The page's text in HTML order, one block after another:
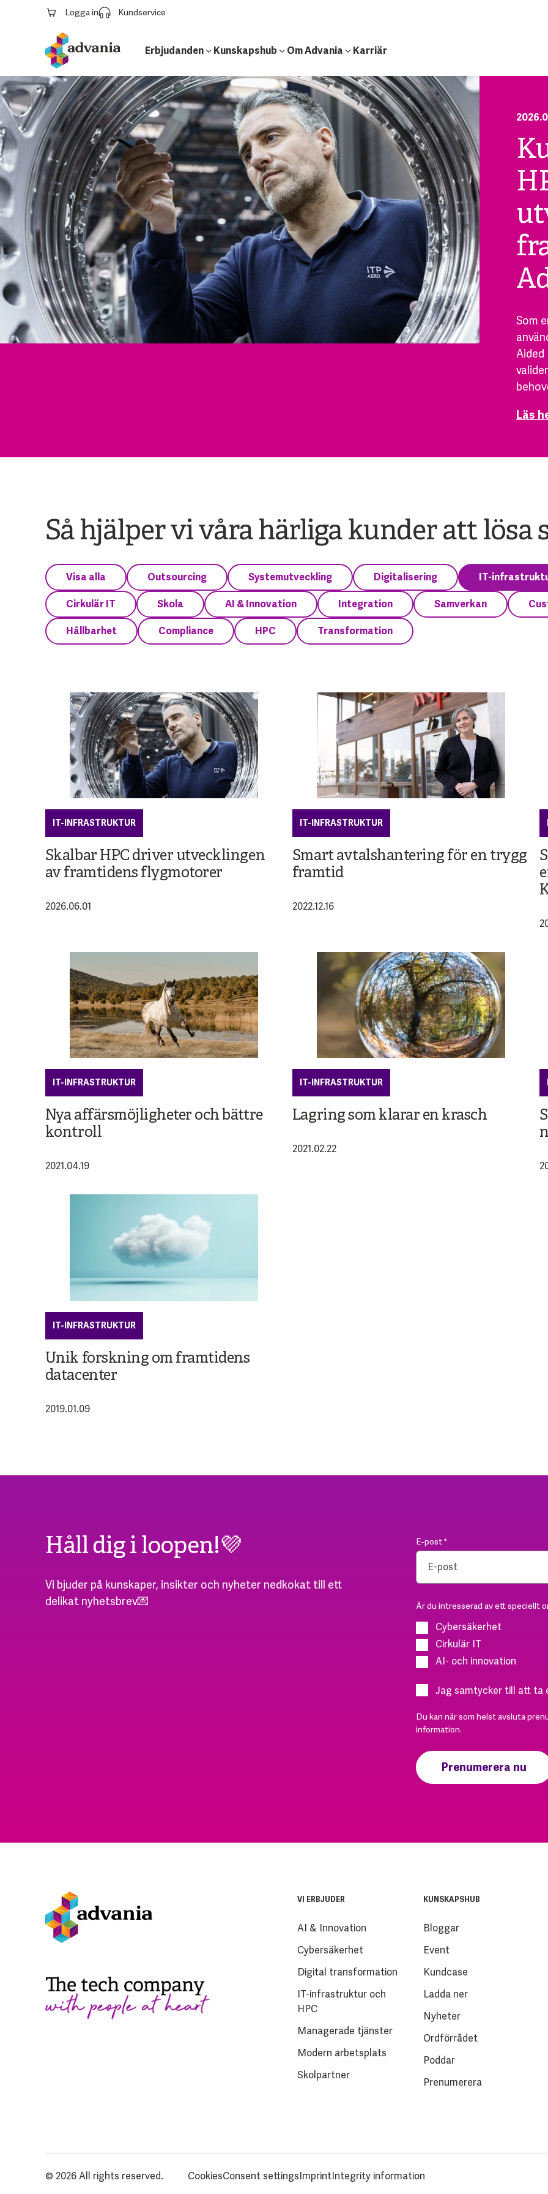
Logga in Kundservice
Erbjudanden Kunskapshub Om Advania Karriär
Som
Aided
Läs
Så hjälper vi våra härliga kunder att
Visa alla Outsourcing Systemutveckling Digitalisering IT-
Cirkulär IT Skola AI & Innovation Integration Samverkan
Hållbarhet Compliance HPC Transformation
IT-INFRASTRUKTUR
Skalbar HPC driver utvecklingen
av framtidens flygmotorer
2026.06.01
IT-INFRASTRUKTUR
Smart avtalshantering för en trygg
framtid
2022.12.16
IT-INFRASTRUKTUR
Nya affärsmöjligheter och bättre
kontroll
2021.04.19
IT-INFRASTRUKTUR
Lagring som klarar en krasch
2021.02.22
IT-INFRASTRUKTUR
Unik forskning om framtidens
datacenter
2019.01.09
Håll dig i loopen!💜
Vi bjuder på kunskaper, insikter och nyheter nedkokat till ett
delikat nyhetsbrev💌
E-post*
Är du intresserad av ett speciellt
Cybersäkerhet
Cirkulär IT
AI- och innovation
Jag samtycker till att ta
Du kan när som helst avsluta
information.
VI ERBJUDER
AI & Innovation
Cybersäkerhet
Digital transformation
IT-infrastruktur och
HPC
Managerade tjänster
Modern arbetsplats
Skolpartner
KUNSKAPSHUB
Bloggar
Event
Kundcase
Ladda ner
Nyheter
Ordförrådet
Poddar
Prenumerera
© 2026 All rights reserved. CookiesConsent settingsImprintIntegrity information